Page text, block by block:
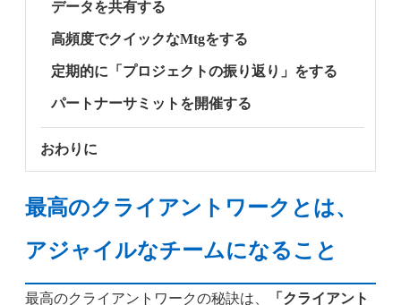
データを共有する
高頻度でクイックなMtgをする
定期的に「プロジェクトの振り返り」をする
パートナーサミットを開催する
おわりに
最高のクライアントワークとは、
アジャイルなチームになること
最高のクライアントワークの秘訣は、
「クライアント